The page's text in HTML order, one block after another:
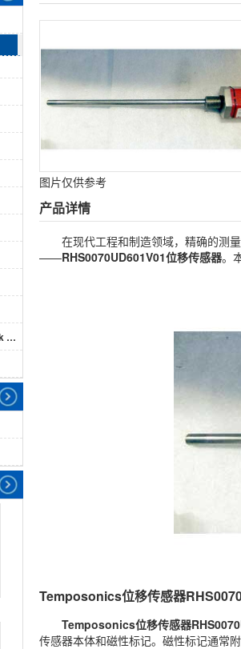
德国GOLDAMMER Regelungstechnik GmbH
图片仅供参考
产品详情
在现代工程和制造领域，精确的测
——RHS0070UD601V01位移传感器。
Temposonics位移传感器
Temposonics位移传感器
传感器本体和磁性标记。磁性标记通常